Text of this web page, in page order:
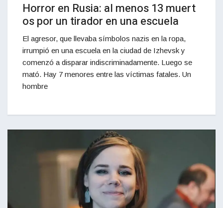
Horror en Rusia: al menos 13 muert
os por un tirador en una escuela
El agresor, que llevaba símbolos nazis en la ropa,
irrumpió en una escuela en la ciudad de Izhevsk y
comenzó a disparar indiscriminadamente. Luego se
mató. Hay 7 menores entre las víctimas fatales. Un
hombre